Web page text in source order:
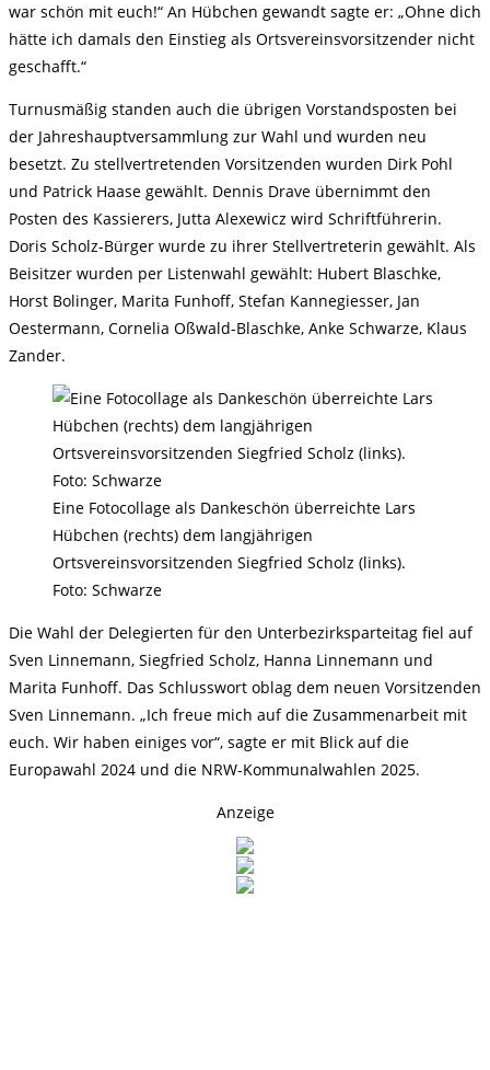
war schön mit euch!“ An Hübchen gewandt sagte er: „Ohne dich
hätte ich damals den Einstieg als Ortsvereinsvorsitzender nicht
geschafft.“
Turnusmäßig standen auch die übrigen Vorstandsposten bei
der Jahreshauptversammlung zur Wahl und wurden neu
besetzt. Zu stellvertretenden Vorsitzenden wurden Dirk Pohl
und Patrick Haase gewählt. Dennis Drave übernimmt den
Posten des Kassierers, Jutta Alexewicz wird Schriftführerin.
Doris Scholz-Bürger wurde zu ihrer Stellvertreterin gewählt. Als
Beisitzer wurden per Listenwahl gewählt: Hubert Blaschke,
Horst Bolinger, Marita Funhoff, Stefan Kannegiesser, Jan
Oestermann, Cornelia Oßwald-Blaschke, Anke Schwarze, Klaus
Zander.
Eine Fotocollage als Dankeschön überreichte Lars
Hübchen (rechts) dem langjährigen
Ortsvereinsvorsitzenden Siegfried Scholz (links).
Foto: Schwarze
Die Wahl der Delegierten für den Unterbezirksparteitag fiel auf
Sven Linnemann, Siegfried Scholz, Hanna Linnemann und
Marita Funhoff. Das Schlusswort oblag dem neuen Vorsitzenden
Sven Linnemann. „Ich freue mich auf die Zusammenarbeit mit
euch. Wir haben einiges vor“, sagte er mit Blick auf die
Europawahl 2024 und die NRW-Kommunalwahlen 2025.
Anzeige